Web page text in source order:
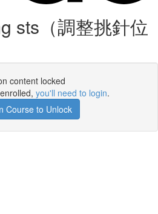
sts（調整挑針位
content locked
you'll need to login.
Course to Unlock